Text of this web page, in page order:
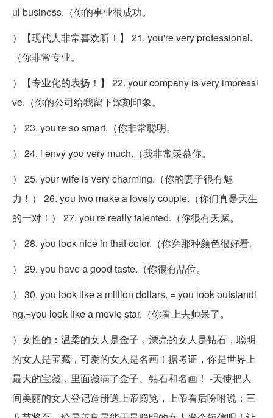
ul business.（你的事业很成功。
）【现代人非常喜欢听！】 21. you're very professional.
（你非常专业。
）【专业化的表扬！】 22. your company is very impressi
ve.（你的公司给我留下深刻印象。
） 23. you're so smart.（你非常聪明。
） 24. i envy you very much.（我非常羡慕你。
） 25. your wife is very charming.（你的妻子很有魅
力！） 26. you two make a lovely couple.（你们真是天生
的一对！） 27. you're really talented.（你很有天赋。
） 28. you look nice in that color.（你穿那种颜色很好看。
） 29. you have a good taste.（你很有品位。
） 30. you look like a million dollars. = you look outstandi
ng.=you look like a movie star.（你看上去帅呆了。
）女性的：温柔的女人是金子，漂亮的女人是钻石，聪明
的女人是宝藏，可爱的女人是名画！据考证，你是世界上
最大的宝藏，里面藏满了金子、钻石和名画！ -天使把人
间美丽的女人登记造册送上帝阅览，上帝看后吩咐说：三